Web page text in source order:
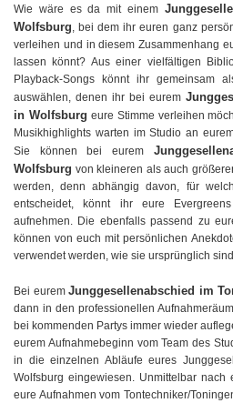
Wie wäre es da mit einem
Wolfsburg, bei dem ihr euren ganz
verleihen und in diesem Zusammenhang
lassen könnt? Aus einer vielfältigen
Playback-Songs könnt ihr gemeinsam
auswählen, denen ihr bei eurem
in Wolfsburg eure Stimme verleihen
Musikhighlights warten im Studio an
Sie können bei eurem
Wolfsburg von kleineren als auch
werden, denn abhängig davon, für
entscheidet, könnt ihr eure
aufnehmen. Die ebenfalls passend zu
können von euch mit persönlichen
verwendet werden, wie sie ursprünglich
Bei euremJunggesellenabschied im
dann in den professionellen
bei kommenden Partys immer wieder
eurem Aufnahmebeginn vom Team des
in die einzelnen Abläufe eures
Wolfsburg eingewiesen. Unmittelbar nach
eure Aufnahmen vom Tontechniker/